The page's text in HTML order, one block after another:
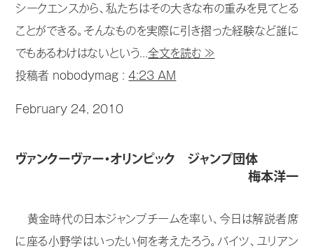
シークエンスから、私たちはその大きな布の重みを見てとる
ことができる。そんなものを実際に引き摺った経験など誰に
でもあるわけはないという...全文を読む ≫
投稿者 nobodymag :4:23 AM
February 24, 2010
ヴァンクーヴァー・オリンピック ジャンプ団体
梅本洋一
黄金時代の日本ジャンプチームを率い、今日は解説者席
に座る小野学はいったい何を考えたろう。バイツ、ユリアン